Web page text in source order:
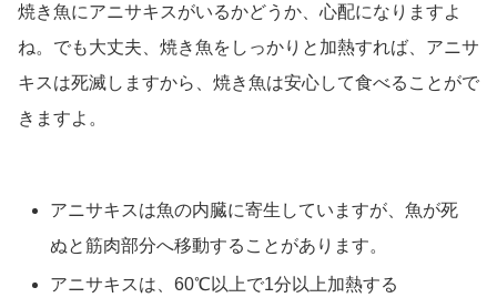
焼き魚にアニサキスがいるかどうか、心配になりますよ
ね。でも大丈夫、焼き魚をしっかりと加熱すれば、アニサ
キスは死滅しますから、焼き魚は安心して食べることがで
きますよ。
アニサキスは魚の内臓に寄生していますが、魚が死
ぬと筋肉部分へ移動することがあります。
アニサキスは、60℃以上で1分以上加熱する